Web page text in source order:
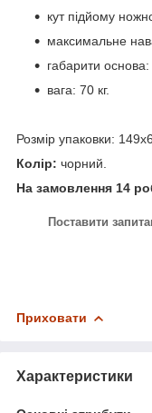
кут підйому
максимальне
габарити
вага: 70 кг.
Розмір упаковки:
Колір: чорний.
На замовлення 14
Поставити
Приховати
Характеристики